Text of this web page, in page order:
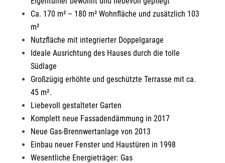
Ca. 170 m² – 180 m² Wohnfläche und zusätzlich 103
m²
Nutzfläche mit integrierter Doppelgarage
Ideale Ausrichtung des Hauses durch die tolle
Südlage
Großzügig erhöhte und geschützte Terrasse mit ca.
45 m².
Liebevoll gestalteter Garten
Komplett neue Fassadendämmung in 2017
Neue Gas-Brennwertanlage von 2013
Einbau neuer Fenster und Haustüren in 1998
Wesentliche Energieträger: Gas